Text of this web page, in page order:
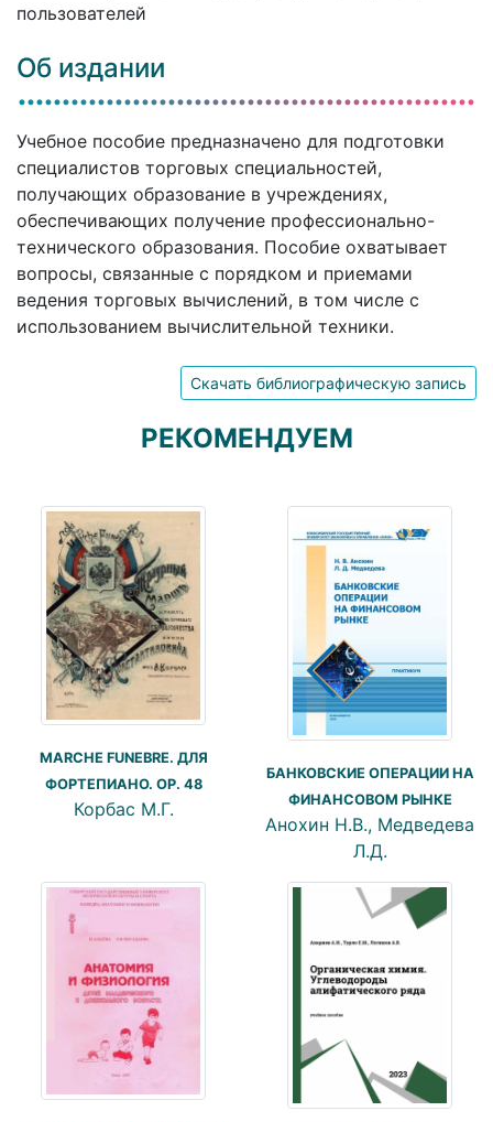
пользователей
Об издании
Учебное пособие предназначено для подготовки
специалистов торговых специальностей,
получающих образование в учреждениях,
обеспечивающих получение профессионально-
технического образования. Пособие охватывает
вопросы, связанные с порядком и приемами
ведения торговых вычислений, в том числе с
использованием вычислительной техники.
Скачать библиографическую запись
РЕКОМЕНДУЕМ
MARCHE FUNEBRE. ДЛЯ
ФОРТЕПИАНО. ОP. 48
Корбас М.Г.
БАНКОВСКИЕ ОПЕРАЦИИ НА
ФИНАНСОВОМ РЫНКЕ
Анохин Н.В., Медведева
Л.Д.